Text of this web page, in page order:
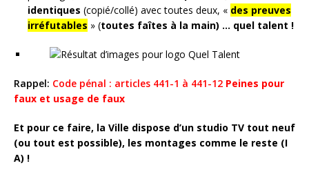
identiques (copié/collé) avec toutes deux, « des preuves
irréfutables » (toutes faîtes à la main) … quel talent !
Rappel: Code pénal : articles 441-1 à 441-12 Peines pour
faux et usage de faux
Et pour ce faire, la Ville dispose d’un studio TV tout neuf
(ou tout est possible), les montages comme le reste (I
A) !